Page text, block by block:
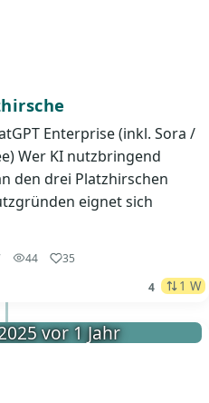
Enterprise (inkl. Sora /
Wer KI nutzbringend
den drei Platzhirschen
eignet sich
44
35
4 1 W
vor 1 Jahr